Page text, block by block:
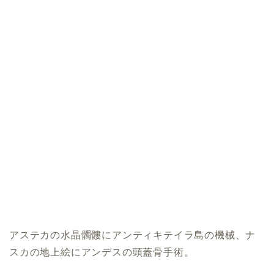
アステカの水晶髑髏にアンティキテイラ島の機械、ナ
スカの地上絵にアンデスの頭蓋骨手術。